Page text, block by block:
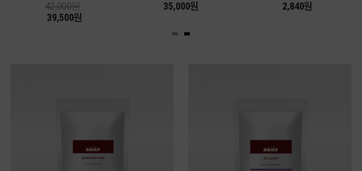
42,000원
39,500원
35,000원
2,840원